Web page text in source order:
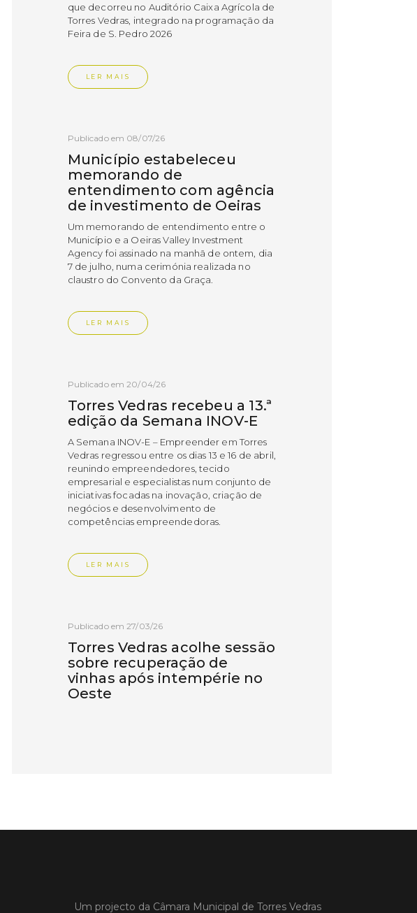
que decorreu no Auditório Caixa Agrícola de
Torres Vedras, integrado na programação da
Feira de S. Pedro 2026
LER MAIS
Publicado em 08/07/26
Município estabeleceu
memorando de
entendimento com agência
de investimento de Oeiras
Um memorando de entendimento entre o
Município e a Oeiras Valley Investment
Agency foi assinado na manhã de ontem, dia
7 de julho, numa cerimónia realizada no
claustro do Convento da Graça.
LER MAIS
Publicado em 20/04/26
Torres Vedras recebeu a 13.ª
edição da Semana INOV-E
A Semana INOV-E – Empreender em Torres
Vedras regressou entre os dias 13 e 16 de abril,
reunindo empreendedores, tecido
empresarial e especialistas num conjunto de
iniciativas focadas na inovação, criação de
negócios e desenvolvimento de
competências empreendedoras.
LER MAIS
Publicado em 27/03/26
Torres Vedras acolhe sessão
sobre recuperação de
vinhas após intempérie no
Oeste
Um projecto da Câmara Municipal de Torres Vedras